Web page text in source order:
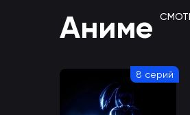
Аниме
8 серий